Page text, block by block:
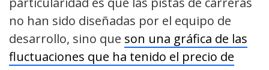
no han sido diseñadas por el equipo de
desarrollo, sino que son una gráfica de las
fluctuaciones que ha tenido el precio de